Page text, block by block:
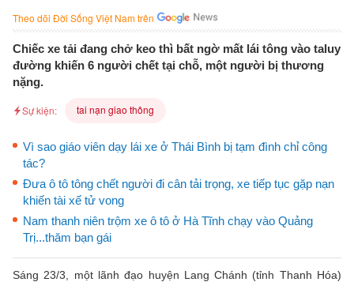
Theo dõi Đời Sống Việt Nam trên
Chiếc xe tải đang chở keo thì bất ngờ mất lái tông vào taluy
đường khiến 6 người chết tại chỗ, một người bị thương
nặng.
Sự kiện: tai nạn giao thông
Vì sao giáo viên dạy lái xe ở Thái Bình bị tạm đình chỉ công
tác?
Đưa ô tô tông chết người đi cân tải trọng, xe tiếp tục gặp nạn
khiến tài xế tử vong
Nam thanh niên trộm xe ô tô ở Hà Tĩnh chạy vào Quảng
Trị...thăm bạn gái
Sáng 23/3, một lãnh đạo huyện Lang Chánh (tỉnh Thanh Hóa)